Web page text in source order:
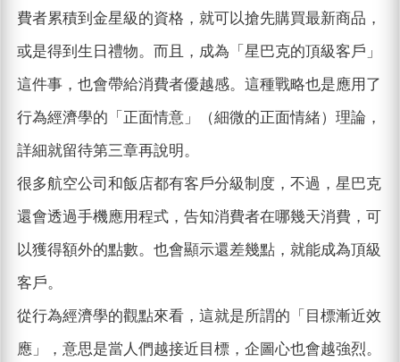
費者累積到金星級的資格，就可以搶先購買最新商品，
或是得到生日禮物。而且，成為「星巴克的頂級客戶」
這件事，也會帶給消費者優越感。這種戰略也是應用了
行為經濟學的「正面情意」（細微的正面情緒）理論，
詳細就留待第三章再說明。
很多航空公司和飯店都有客戶分級制度，不過，星巴克
還會透過手機應用程式，告知消費者在哪幾天消費，可
以獲得額外的點數。也會顯示還差幾點，就能成為頂級
客戶。
從行為經濟學的觀點來看，這就是所謂的「目標漸近效
應」，意思是當人們越接近目標，企圖心也會越強烈。